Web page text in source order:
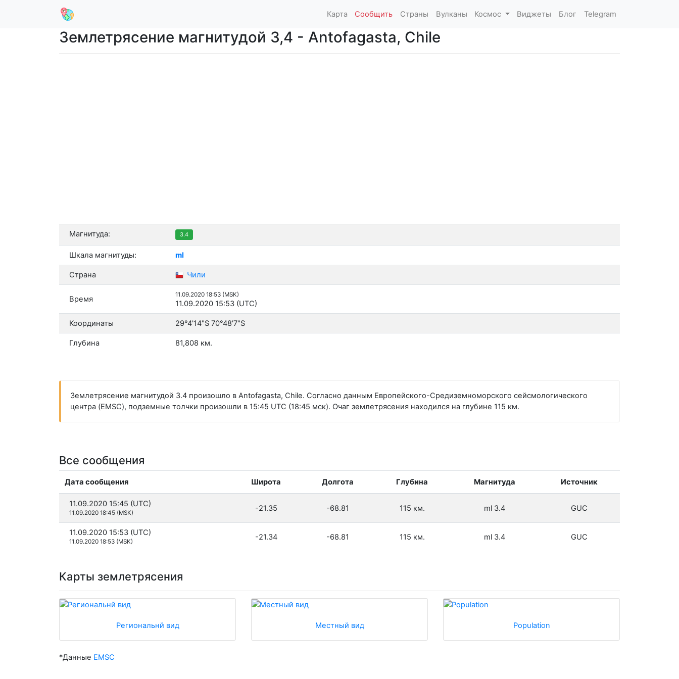
Карта Сообщить Страны Вулканы Космос Виджеты Блог Telegram
Землетрясение магнитудой 3,4 - Antofagasta, Chile
Магнитуда: 3.4
Шкала магнитуды: ml
Страна Чили
Время 11.09.2020 18:53 (MSK)
11.09.2020 15:53 (UTC)
Координаты 29°4'14"S 70°48'7"S
Глубина 81,808 км.
Землетрясение магнитудой 3.4 произошло в Antofagasta, Chile. Согласно данным Европейского-Средиземноморского сейсмологического
центра (EMSC), подземные толчки произошли в 15:45 UTC (18:45 мск). Очаг землетрясения находился на глубине 115 км.
Все сообщения
Дата сообщения Широта Долгота Глубина Магнитуда Источник
11.09.2020 15:45 (UTC)
11.09.2020 18:45 (MSK) -21.35 -68.81 115 км. ml 3.4 GUC
11.09.2020 15:53 (UTC)
11.09.2020 18:53 (MSK) -21.34 -68.81 115 км. ml 3.4 GUC
Карты землетрясения
Региональнй вид Местный вид Population
*Данные EMSC